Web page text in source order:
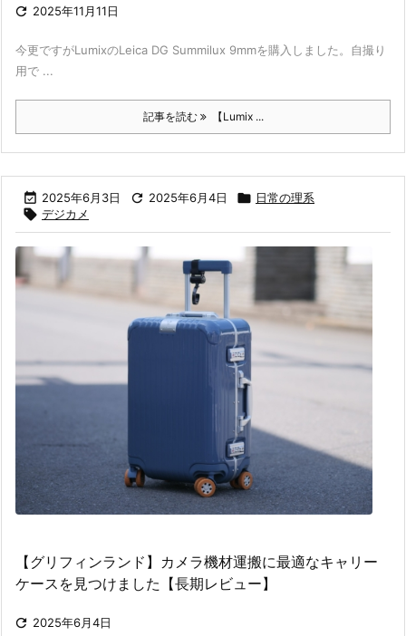
 2025年11月11日
今更ですがLumixのLeica DG Summilux 9mmを購入しました。自撮り
用で ...
記事を読む 【Lumix ...
 2025年6月3日  2025年6月4日  日常の理系
 デジカメ
【グリフィンランド】カメラ機材運搬に最適なキャリー
ケースを見つけました【長期レビュー】
 2025年6月4日